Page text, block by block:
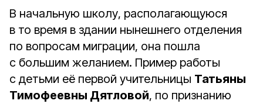
В начальную школу, располагающуюся
в то время в здании нынешнего отделения
по вопросам миграции, она пошла
с большим желанием. Пример работы
с детьми её первой учительницы Татьяны
Тимофеевны Дятловой, по признанию